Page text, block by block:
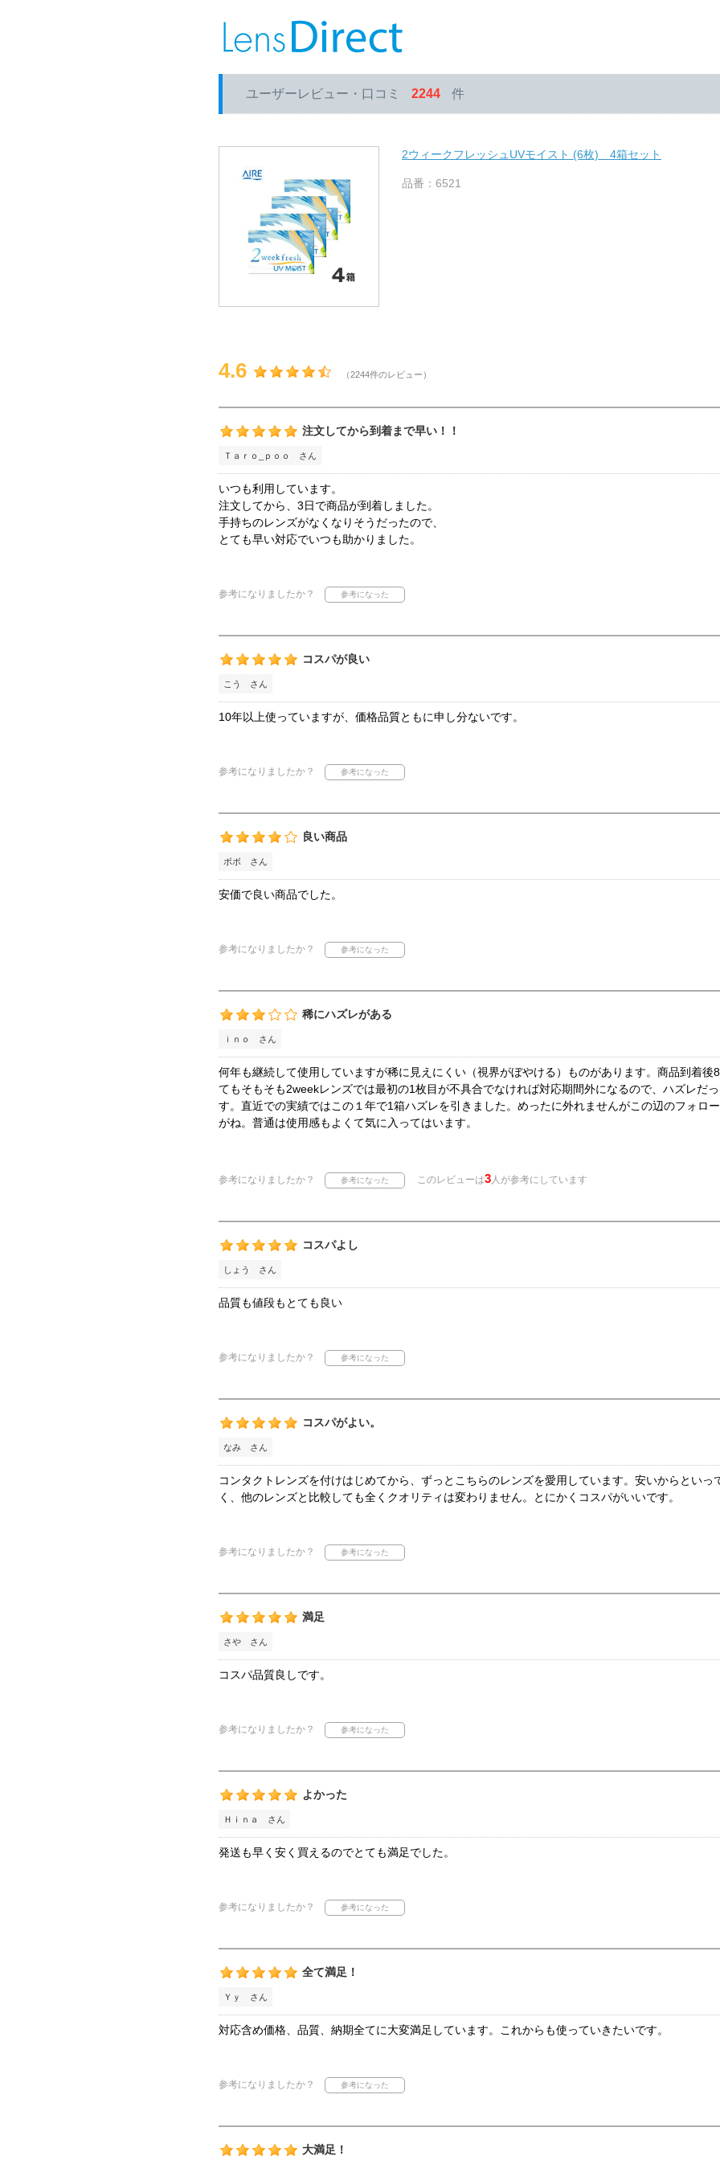
ユーザーレビュー・口コミ 2244 件
2ウィークフレッシュUVモイスト (6枚) 4箱セット
品番：6521
4.6 （2244件のレビュー）
注文してから到着まで早い！！
Ｔａｒｏ_ｐｏｏ さん
いつも利用しています。
注文してから、3日で商品が到着しました。
手持ちのレンズがなくなりそうだったので、
とても早い対応でいつも助かりました。
参考になりましたか？
コスパが良い
こう さん
10年以上使っていますが、価格品質ともに申し分ないです。
参考になりましたか？
良い商品
ボボ さん
安価で良い商品でした。
参考になりましたか？
稀にハズレがある
ｉｎｏ さん
何年も継続して使用していますが稀に見えにくい（視界がぼやける）ものがあります。商品到着後
てもそもそも2weekレンズでは最初の1枚目が不具合でなければ対応期間外になるので、ハズレだ
す。直近での実績ではこの１年で1箱ハズレを引きました。めったに外れませんがこの辺のフォロ
がね。普通は使用感もよくて気に入ってはいます。
参考になりましたか？ このレビューは3人が参考にしています
コスパよし
しょう さん
品質も値段もとても良い
参考になりましたか？
コスパがよい。
なみ さん
コンタクトレンズを付けはじめてから、ずっとこちらのレンズを愛用しています。安いからといっ
く、他のレンズと比較しても全くクオリティは変わりません。とにかくコスパがいいです。
参考になりましたか？
満足
さや さん
コスパ品質良しです。
参考になりましたか？
よかった
Ｈｉｎａ さん
発送も早く安く買えるのでとても満足でした。
参考になりましたか？
全て満足！
Ｙｙ さん
対応含め価格、品質、納期全てに大変満足しています。これからも使っていきたいです。
参考になりましたか？
大満足！